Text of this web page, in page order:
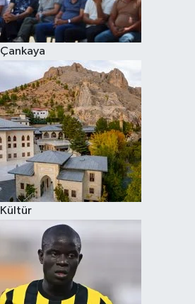
Çankaya
Kültür